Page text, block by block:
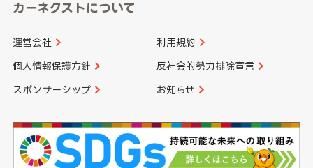
カーネクストについて
運営会社 利用規約
個人情報保護方針 反社会的勢力排除宣言
スポンサーシップ お知らせ